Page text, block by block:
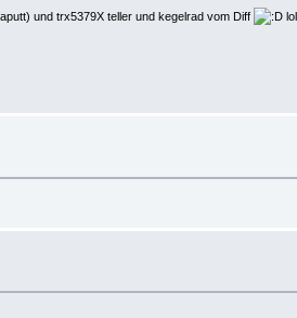
und trx5379X teller und kegelrad vom Diff
lol